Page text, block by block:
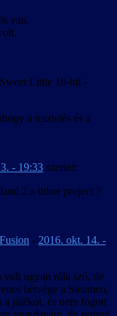
van.
Little 16-bit -
a tesztelés és a
- 19:33 szerint:
2 a titkor project ?
- 2016. okt. 14. -
volt ugyan róla szó, de
hétvége a Steamen,
játékot, és nem fogott